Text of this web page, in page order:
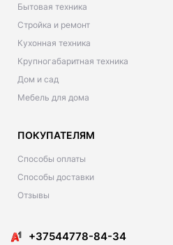
Бытовая техника
Стройка и ремонт
Кухонная техника
Крупногабаритная техника
Дом и сад
Мебель для дома
ПОКУПАТЕЛЯМ
Способы оплаты
Способы доставки
Отзывы
+37544778-84-34